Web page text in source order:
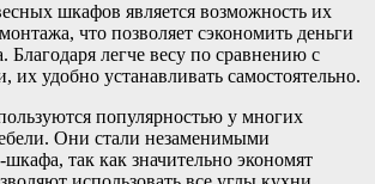
шкафов является возможность их
что позволяет сэкономить деньги
Благодаря легче весу по сравнению с
удобно устанавливать самостоятельно.
популярностью у многих
Они стали незаменимыми
так как значительно экономят